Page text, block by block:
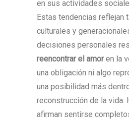
en sus actividades
Estas tendencias reflejan
culturales y
decisiones personales
reencontrar el amoren la
una obligación ni algo
una posibilidad más
reconstrucción de la vida.
afirman sentirse